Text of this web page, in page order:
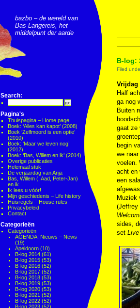
bazbo – de wereld van
Bas Langereis, het
middelpunt der aarde
Search:
Pagina's
Thuispagina – Home page
Boek: ‘Alles kan kapot’ (2008)
Boek ‘Zelfmoord is een optie’
(2010)
Boek: ‘Maar we leven nog’
(2012)
Boek: ‘Bas, Willem en ik’ (2014)
Overige publicaties
Helemaal stuk
De verjaardag van Anja
Bas, Willem (, Aad, Peter-Jan)
en ik
Ik lees u vóór!
Mijn geschiedenis – Life history
Huisregels – House rules
Privacybeleid
Contact
Categorieën
Categorieën
AGENDA! Nieuws – News
(19)
Apeldoorn (10)
B-log 2014 (61)
B-log 2015 (53)
B-log 2016 (52)
B-log 2017 (52)
B-log 2018 (53)
B-log 2019 (53)
B-log 2020 (53)
B-log 2021 (52)
B-log 2022 (52)
B-log 2023 (52)
B-log:
Filed
Vrijdag
Half
ga nog
Buiten
gaat ze
begin
we
voelen.
acht en
een
Muziek
(Jeffrey
sides,
set